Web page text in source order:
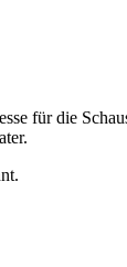
für die